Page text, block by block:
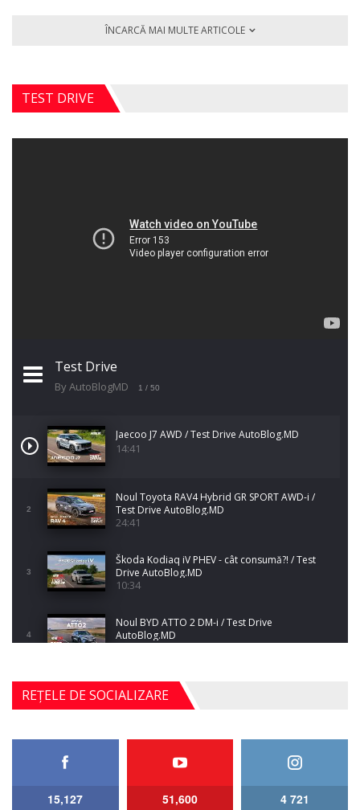
ÎNCARCĂ MAI MULTE ARTICOLE
TEST DRIVE
Test Drive
By AutoBlogMD 1 / 50
Jaecoo J7 AWD / Test Drive AutoBlog.MD
14:41
2
Noul Toyota RAV4 Hybrid GR SPORT AWD-i /
Test Drive AutoBlog.MD
24:41
3
Škoda Kodiaq iV PHEV - cât consumă?! / Test
Drive AutoBlog.MD
10:34
4
Noul BYD ATTO 2 DM-i / Test Drive
AutoBlog.MD
17:35
5
Noul Mercedes-Benz S-Class facelift (S 580
4MATIC V223) / Test Drive AutoBlog.MD
27:33
REȚELE DE SOCIALIZARE
15,127 51,600 4 721